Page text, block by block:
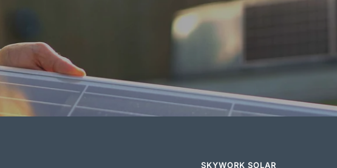
SKYWORK SOLAR